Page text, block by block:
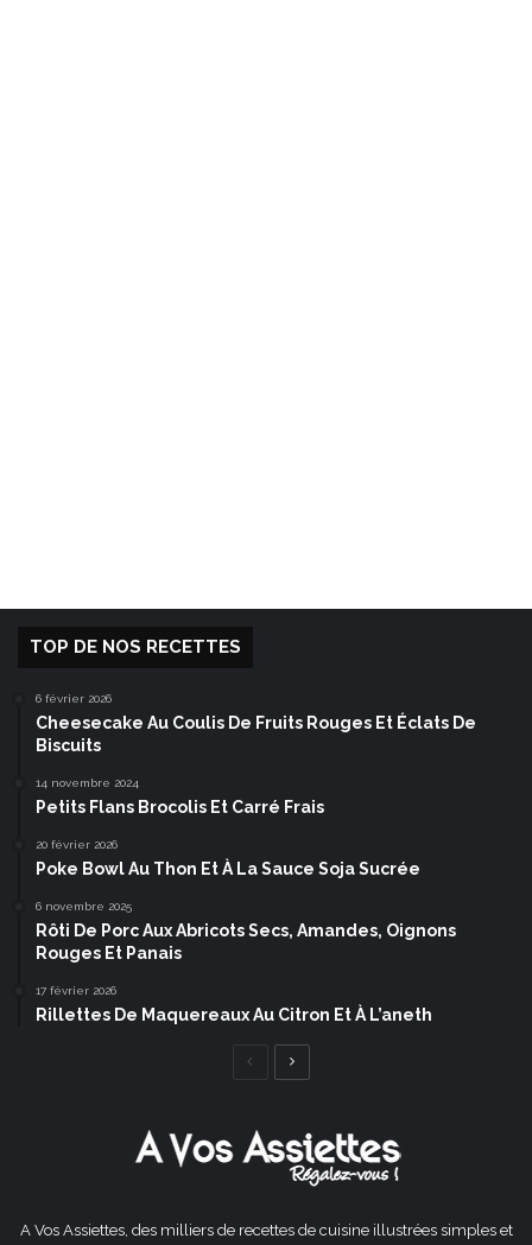
TOP DE NOS RECETTES
6 février 2026
Cheesecake Au Coulis De Fruits Rouges Et Éclats De
Biscuits
14 novembre 2024
Petits Flans Brocolis Et Carré Frais
20 février 2026
Poke Bowl Au Thon Et À La Sauce Soja Sucrée
6 novembre 2025
Rôti De Porc Aux Abricots Secs, Amandes, Oignons
Rouges Et Panais
17 février 2026
Rillettes De Maquereaux Au Citron Et À L’aneth
Page
A Vos Assiettes, des milliers de recettes de cuisine illustrées simples et